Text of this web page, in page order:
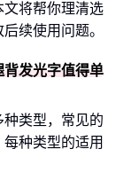
文将帮你理清选
续使用问题。
发光字值得单
类型，常见的
种类型的适用